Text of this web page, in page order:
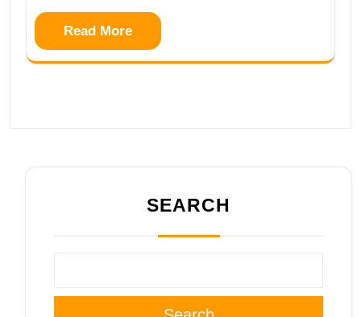
Read More
SEARCH